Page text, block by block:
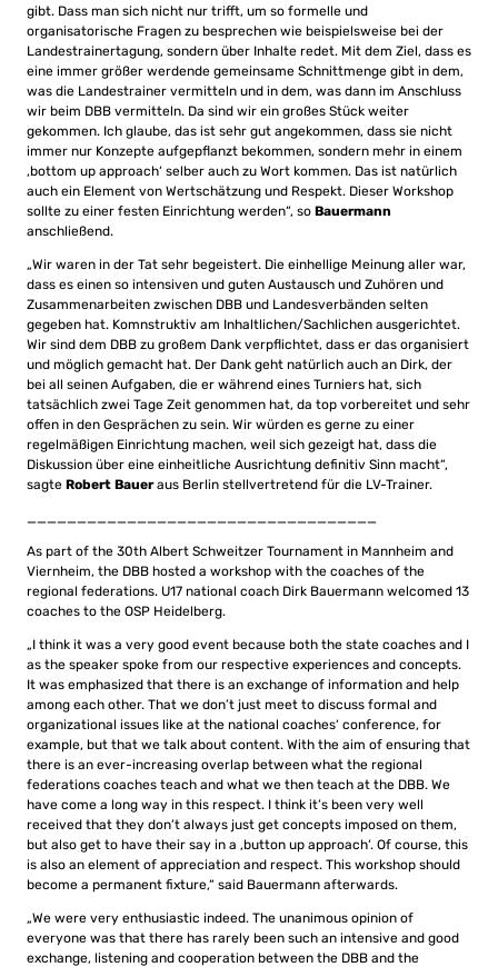
gibt. Dass man sich nicht nur trifft, um so formelle und
organisatorische Fragen zu besprechen wie beispielsweise bei der
Landestrainertagung, sondern über Inhalte redet. Mit dem Ziel, dass es
eine immer größer werdende gemeinsame Schnittmenge gibt in dem,
was die Landestrainer vermitteln und in dem, was dann im Anschluss
wir beim DBB vermitteln. Da sind wir ein großes Stück weiter
gekommen. Ich glaube, das ist sehr gut angekommen, dass sie nicht
immer nur Konzepte aufgepflanzt bekommen, sondern mehr in einem
‚bottom up approach‘ selber auch zu Wort kommen. Das ist natürlich
auch ein Element von Wertschätzung und Respekt. Dieser Workshop
sollte zu einer festen Einrichtung werden“, so Bauermann
anschließend.
„Wir waren in der Tat sehr begeistert. Die einhellige Meinung aller war,
dass es einen so intensiven und guten Austausch und Zuhören und
Zusammenarbeiten zwischen DBB und Landesverbänden selten
gegeben hat. Komnstruktiv am Inhaltlichen/Sachlichen ausgerichtet.
Wir sind dem DBB zu großem Dank verpflichtet, dass er das organisiert
und möglich gemacht hat. Der Dank geht natürlich auch an Dirk, der
bei all seinen Aufgaben, die er während eines Turniers hat, sich
tatsächlich zwei Tage Zeit genommen hat, da top vorbereitet und sehr
offen in den Gesprächen zu sein. Wir würden es gerne zu einer
regelmäßigen Einrichtung machen, weil sich gezeigt hat, dass die
Diskussion über eine einheitliche Ausrichtung definitiv Sinn macht“,
sagte Robert Baueraus Berlin stellvertretend für die LV-Trainer.
___________________________________
As part of the 30th Albert Schweitzer Tournament in Mannheim and
Viernheim, the DBB hosted a workshop with the coaches of the
regional federations. U17 national coach Dirk Bauermann welcomed 13
coaches to the OSP Heidelberg.
„I think it was a very good event because both the state coaches and I
as the speaker spoke from our respective experiences and concepts.
It was emphasized that there is an exchange of information and help
among each other. That we don’t just meet to discuss formal and
organizational issues like at the national coaches‘ conference, for
example, but that we talk about content. With the aim of ensuring that
there is an ever-increasing overlap between what the regional
federations coaches teach and what we then teach at the DBB. We
have come a long way in this respect. I think it’s been very well
received that they don’t always just get concepts imposed on them,
but also get to have their say in a ‚button up approach‘. Of course, this
is also an element of appreciation and respect. This workshop should
become a permanent fixture,“ said Bauermann afterwards.
„We were very enthusiastic indeed. The unanimous opinion of
everyone was that there has rarely been such an intensive and good
exchange, listening and cooperation between the DBB and the